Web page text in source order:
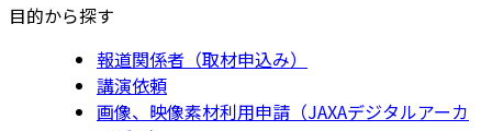
目的から探す
報道関係者（取材申込み）
講演依頼
画像、映像素材利用申請（JAXAデジタルアーカ